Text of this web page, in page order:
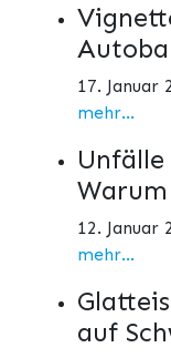
17. Januar
mehr...
12. Januar
mehr...
auf